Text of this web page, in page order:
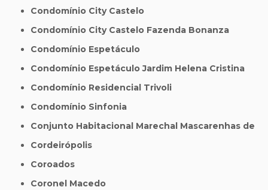
Condomínio City Castelo
Condomínio City Castelo Fazenda Bonanza
Condomínio Espetáculo
Condomínio Espetáculo Jardim Helena Cristina
Condomínio Residencial Trivoli
Condomínio Sinfonia
Conjunto Habitacional Marechal Mascarenhas de
Cordeirópolis
Coroados
Coronel Macedo